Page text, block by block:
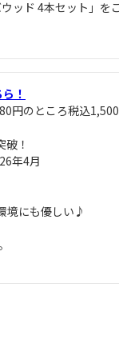
ッド 4本セット」を
！
円のところ税込
！
年4月
境にも優しい♪